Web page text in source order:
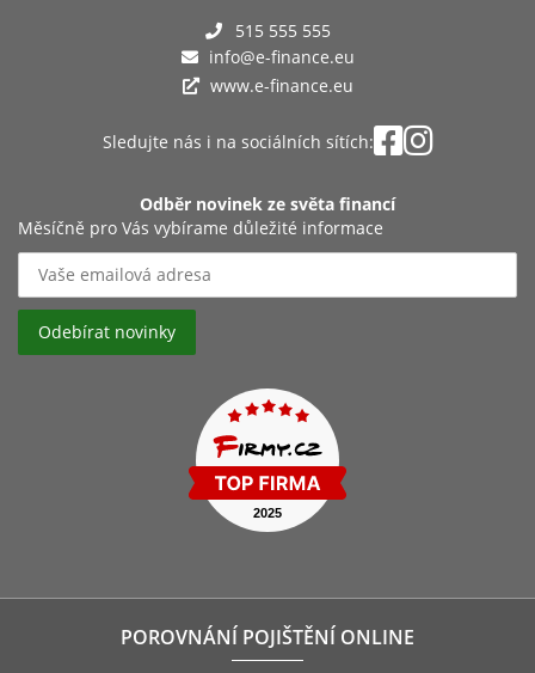
515 555 555
info@e-finance.eu
www.e-finance.eu
Sledujte nás i na sociálních sítích:
Odběr novinek ze světa financí
Měsíčně pro Vás vybírame důležité informace
POROVNÁNÍ POJIŠTĚNÍ ONLINE